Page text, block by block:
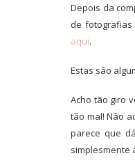
Depois da
de fotografias
aqui.
Estas são
Acho tão giro
tão mal! Não
parece que
simplesmente